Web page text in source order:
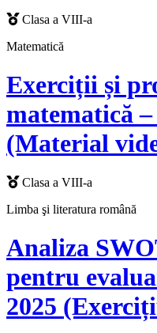
Clasa a VIII-a
Matematică
Exerciții și
matematică
(Material
Clasa a VIII-a
Limba şi literatura română
Analiza
pentru
2025